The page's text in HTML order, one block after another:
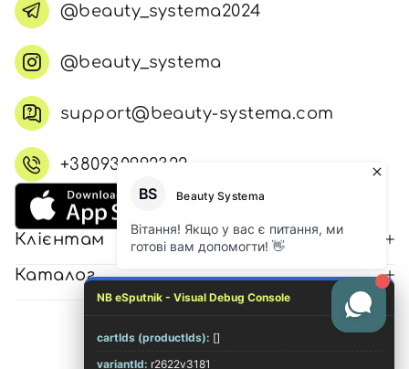
@beauty_systema2024
@beauty_systema
support@beauty-systema.com
+380930992322
Клієнтам
Каталог
© 2026 Всі права захищені
NB eSputnik - Visual Debug Console
cartIds (productIds): []
variantId: r2622v3181